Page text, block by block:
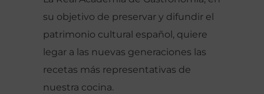
su objetivo de preservar y difundir el
patrimonio cultural español, quiere
legar a las nuevas generaciones las
recetas más representativas de
nuestra cocina.